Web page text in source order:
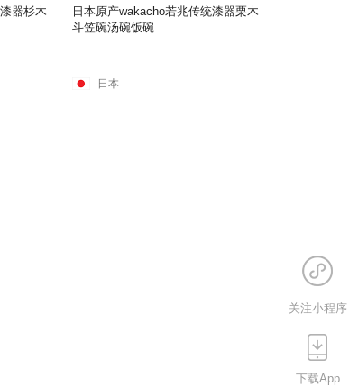
器杉木
日本原产wakacho若兆传统漆器栗木
斗笠碗汤碗饭碗
日本
关注小程序
下载App